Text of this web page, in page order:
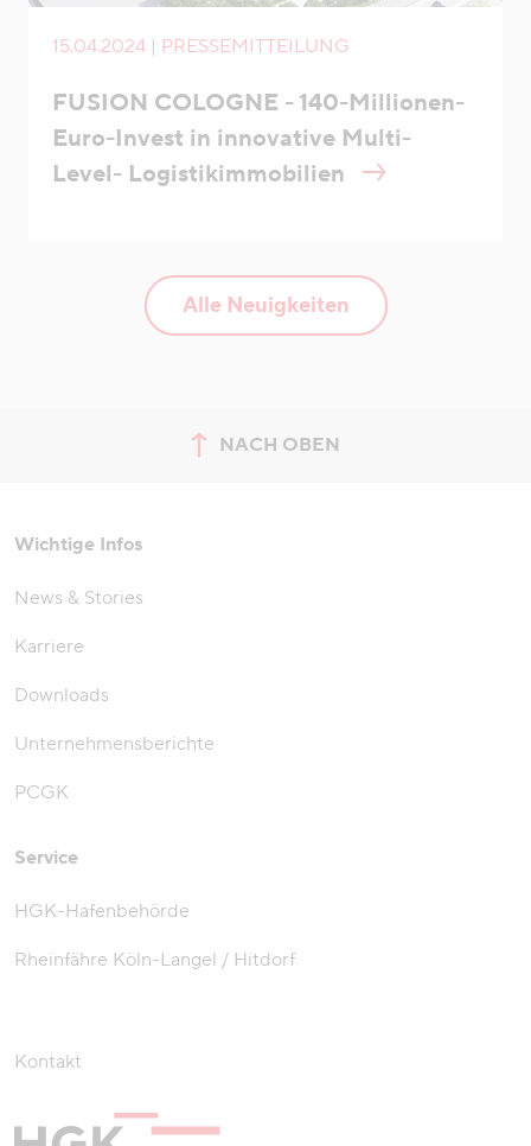
15.04.2024 | PRESSEMITTEILUNG
FUSION COLOGNE - 140-Millionen-
Euro-Invest in innovative Multi-
Level- Logistikimmobilien
Alle Neuigkeiten
NACH OBEN
zum Seitenanfang springen
Wichtige Infos
News & Stories
Karriere
Downloads
Unternehmensberichte
PCGK
Service
HGK-Hafenbehörde
Rheinfähre Köln-Langel / Hitdorf
Kontakt